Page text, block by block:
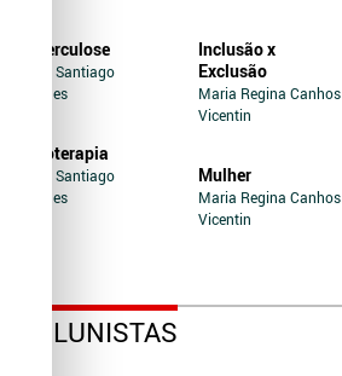
Tuberculose
Jairo Santiago
Novaes
Soroterapia
Jairo Santiago
Novaes
Inclusão x
Exclusão
Maria Regina Canhos
Vicentin
Mulher
Maria Regina Canhos
Vicentin
COLUNISTAS